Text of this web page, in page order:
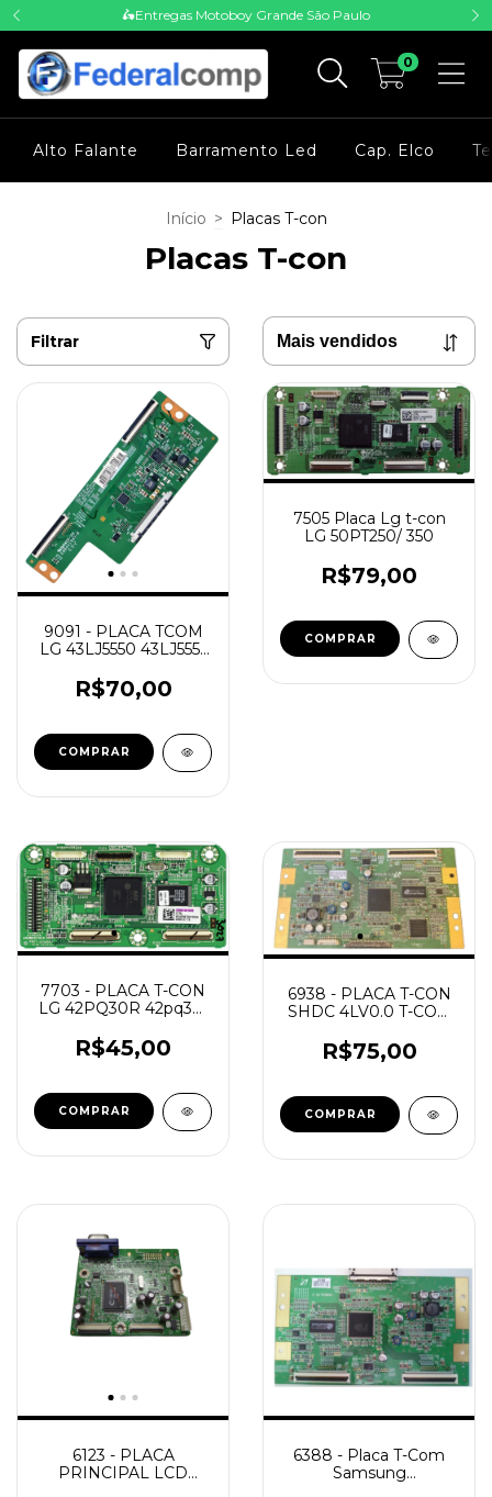
🛵Entregas Motoboy Grande São Paulo
0
Alto Falante Barramento Led Cap. Elco
Início > Placas T-con
Placas T-con
Filtrar
9091 - PLACA TCOM
LG 43LJ5550 43LJ5551
6870c-0532a
R$70,00
7505 Placa Lg t-con
LG 50PT250/ 350
R$79,00
7703 - PLACA T-CON
LG 42PQ30R 42pq30r
Eax60770101
R$45,00
6938 - PLACA T-CON
SHDC 4LV0.0 T-CON
R$75,00
6123 - PLACA
PRINCIPAL LCD
6388 - Placa T-Com
Samsung